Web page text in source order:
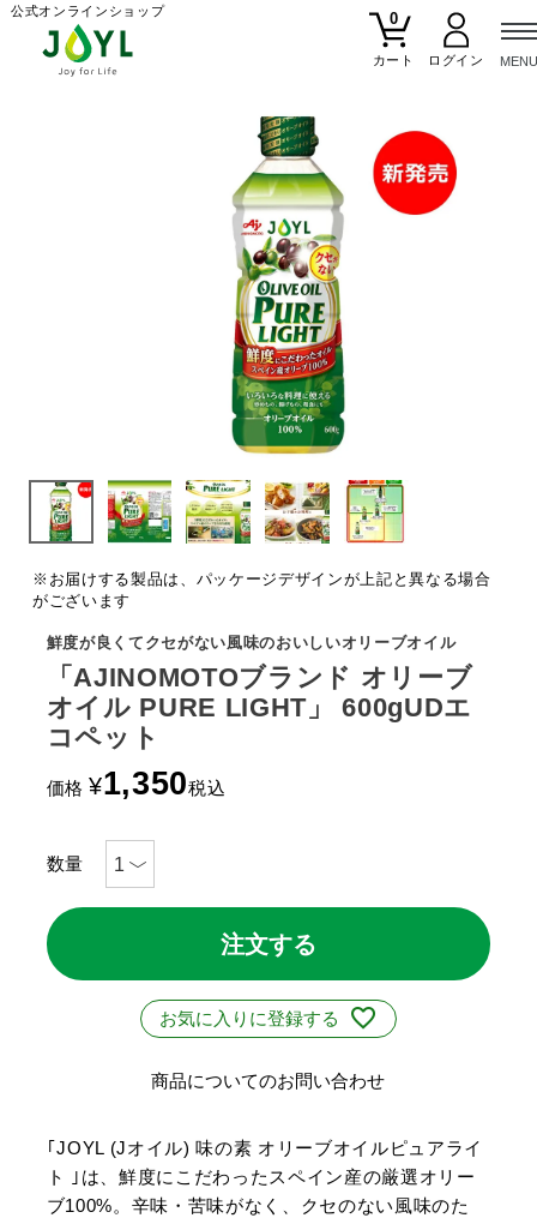
公式オンラインショップ
0
カート
※お届けする製品は、パッケージデザインが上記と異なる場合
がございます
鮮度が良くてクセがない風味のおいしいオリーブオイル
「AJINOMOTOブランド オリーブ
オイル PURE LIGHT」 600gUDエ
コペット
価格 ¥1,350税込
注文する
お気に入りに登録する
商品についてのお問い合わせ
｢JOYL (Jオイル) 味の素 オリーブオイルピュアライ
ト ｣は、鮮度にこだわったスペイン産の厳選オリー
ブ100%。辛味・苦味がなく、クセのない風味のた